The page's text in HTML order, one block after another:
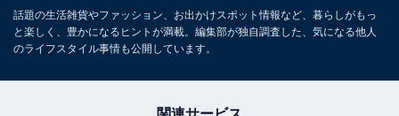
話題の生活雑貨やファッション、お出かけスポット情報など、暮らしがもっ
と楽しく、豊かになるヒントが満載。編集部が独自調査した、気になる他人
のライフスタイル事情も公開しています。